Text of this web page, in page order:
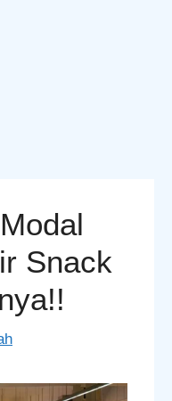
Snack